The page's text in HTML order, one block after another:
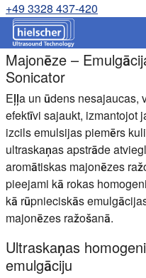
+49 3328 437-420
Majonēze –
Sonicator
Eļļa un ūdens nesajaucas,
efektīvi sajaukt, izmantojot
izcils emulsijas piemērs
ultraskaņas apstrāde
aromātiskas majonēzes
pieejami kā rokas
kā rūpnieciskās
majonēzes ražošanā.
Ultraskaņas
emulgāciju